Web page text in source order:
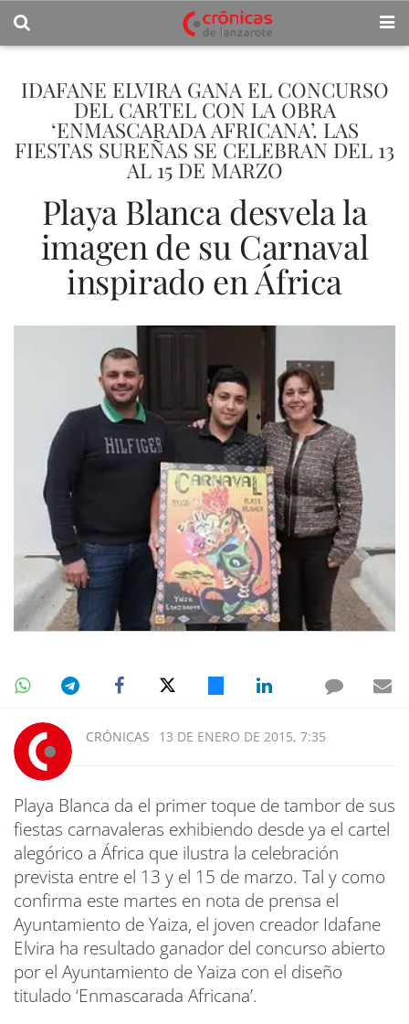
IDAFANE ELVIRA GANA EL CONCURSO
DEL CARTEL CON LA OBRA
‘ENMASCARADA AFRICANA’. LAS
FIESTAS SUREÑAS SE CELEBRAN DEL 13
AL 15 DE MARZO
Playa Blanca desvela la
imagen de su Carnaval
inspirado en África
CRÓNICAS 13 DE ENERO DE 2015, 7:35
Playa Blanca da el primer toque de tambor de sus
fiestas carnavaleras exhibiendo desde ya el cartel
alegórico a África que ilustra la celebración
prevista entre el 13 y el 15 de marzo. Tal y como
confirma este martes en nota de prensa el
Ayuntamiento de Yaiza, el joven creador Idafane
Elvira ha resultado ganador del concurso abierto
por el Ayuntamiento de Yaiza con el diseño
titulado ‘Enmascarada Africana’.